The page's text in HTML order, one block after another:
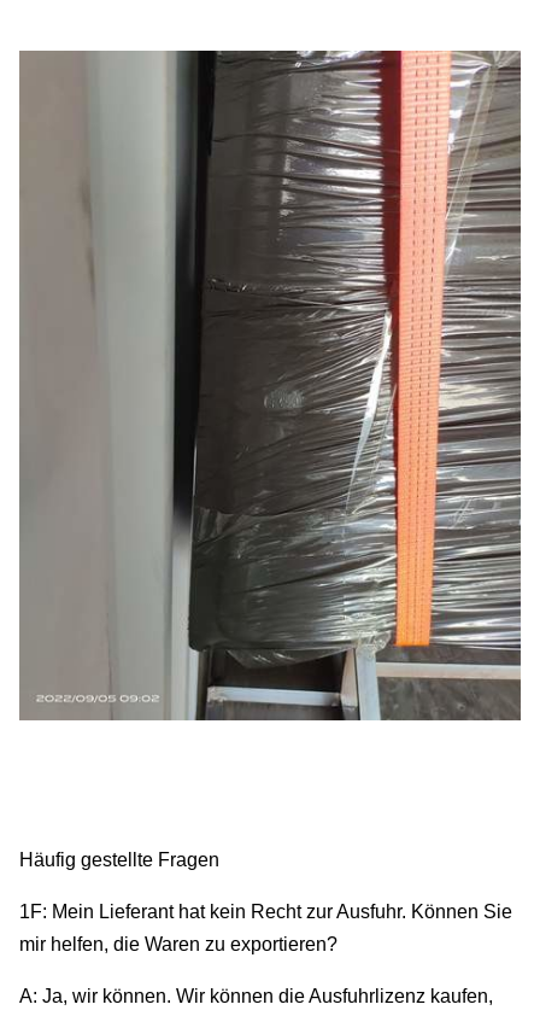
Häufig gestellte Fragen
1F: Mein Lieferant hat kein Recht zur Ausfuhr. Können Sie
mir helfen, die Waren zu exportieren?
A: Ja, wir können. Wir können die Ausfuhrlizenz kaufen,